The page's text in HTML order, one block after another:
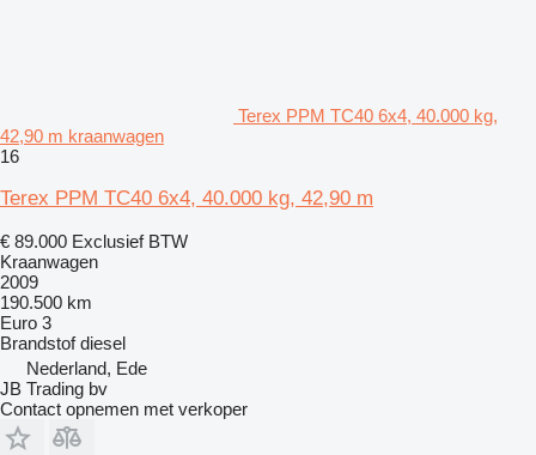
Terex PPM TC40 6x4, 40.000 kg,
42,90 m kraanwagen
16
Terex PPM TC40 6x4, 40.000 kg, 42,90 m
€ 89.000 Exclusief BTW
Kraanwagen
2009
190.500 km
Euro 3
Brandstof diesel
Nederland, Ede
JB Trading bv
Contact opnemen met verkoper